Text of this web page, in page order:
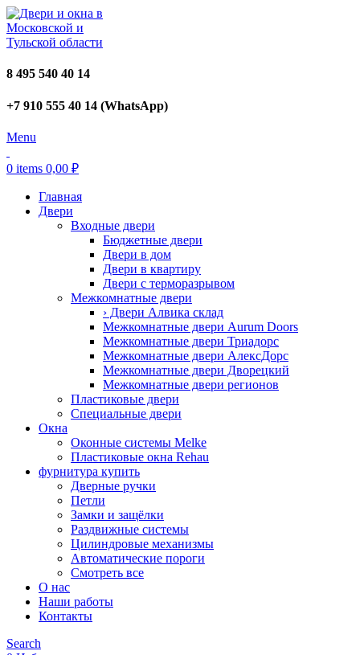
8 495 540 40 14
+7 910 555 40 14 (WhatsApp)
Menu
0 items 0,00 ₽
Главная
Двери
Входные двери
Бюджетные двери
Двери в дом
Двери в квартиру
Двери с терморазрывом
Межкомнатные двери
› Двери Алвика склад
Межкомнатные двери Aurum Doors
Межкомнатные двери Триадорс
Межкомнатные двери АлексДорс
Межкомнатные двери Дворецкий
Межкомнатные двери регионов
Пластиковые двери
Специальные двери
Окна
Оконные системы Melke
Пластиковые окна Rehau
фурнитура купить
Дверные ручки
Петли
Замки и защёлки
Раздвижные системы
Цилиндровые механизмы
Автоматические пороги
Смотреть все
О нас
Наши работы
Контакты
Search